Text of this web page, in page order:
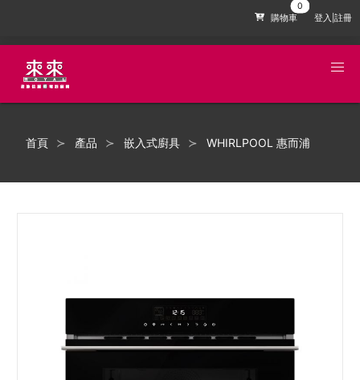
購物車 登入|註冊
首頁 產品 嵌入式廚具 WHIRLPOOL 惠而浦